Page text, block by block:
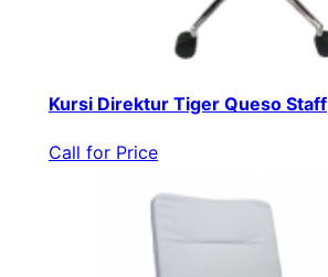
Kursi Direktur Tiger Queso Staff
Call for Price